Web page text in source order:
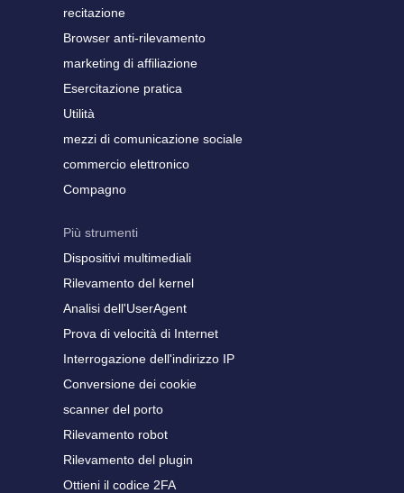
recitazione
Browser anti-rilevamento
marketing di affiliazione
Esercitazione pratica
Utilità
mezzi di comunicazione sociale
commercio elettronico
Compagno
Più strumenti
Dispositivi multimediali
Rilevamento del kernel
Analisi dell'UserAgent
Prova di velocità di Internet
Interrogazione dell'indirizzo IP
Conversione dei cookie
scanner del porto
Rilevamento robot
Rilevamento del plugin
Ottieni il codice 2FA